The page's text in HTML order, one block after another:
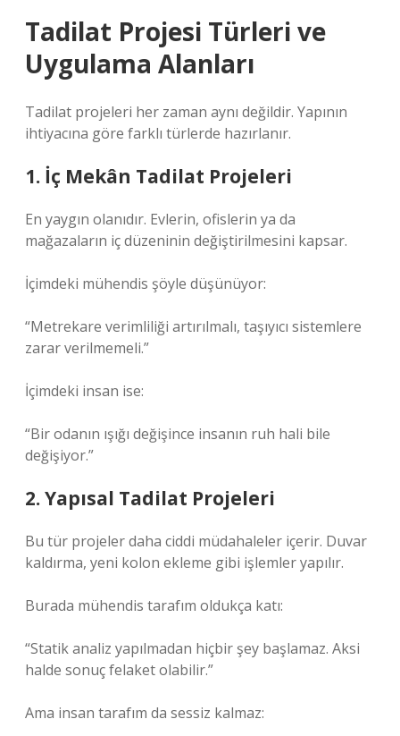
Tadilat Projesi Türleri ve
Uygulama Alanları
Tadilat projeleri her zaman aynı değildir. Yapının
ihtiyacına göre farklı türlerde hazırlanır.
1. İç Mekân Tadilat Projeleri
En yaygın olanıdır. Evlerin, ofislerin ya da
mağazaların iç düzeninin değiştirilmesini kapsar.
İçimdeki mühendis şöyle düşünüyor:
“Metrekare verimliliği artırılmalı, taşıyıcı sistemlere
zarar verilmemeli.”
İçimdeki insan ise:
“Bir odanın ışığı değişince insanın ruh hali bile
değişiyor.”
2. Yapısal Tadilat Projeleri
Bu tür projeler daha ciddi müdahaleler içerir. Duvar
kaldırma, yeni kolon ekleme gibi işlemler yapılır.
Burada mühendis tarafım oldukça katı:
“Statik analiz yapılmadan hiçbir şey başlamaz. Aksi
halde sonuç felaket olabilir.”
Ama insan tarafım da sessiz kalmaz: